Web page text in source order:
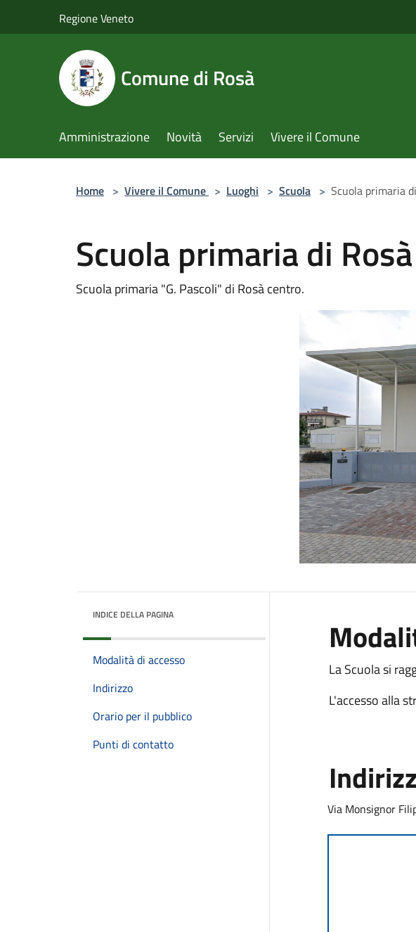
Regione Veneto
Comune di Rosà
Amministrazione Novità Servizi Vivere il Comune
Home > Vivere il Comune > Luoghi > Scuola > Scuola primaria
Scuola primaria di
Scuola primaria "G. Pascoli" di Rosà centro.
INDICE DELLA PAGINA
Modalità di accesso
Indirizzo
Orario per il pubblico
Punti di contatto
La Scuola si
L'accesso alla
Via Monsignor